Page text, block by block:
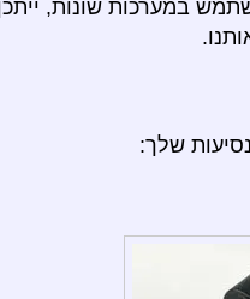
במערכות שונות,
שלך: